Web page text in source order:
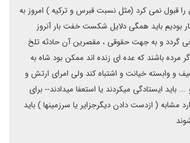
را قبول نمی کرد (مثل نسبت قبرس و ترکیه ) امروز به
بودیم باید همگی دلایل شکست خفت بار آنروز
گردد و به جهت حقوقی ، مقصرین آن حادثه تلخ
مرده باشند که عده ای زنده اند ممکن بود شاه به
و وابسته خیانت و اشتباه کند ولی امرای ارتش و
باید ایستادگی میکردند یا استعفا میدادند-- برای
مشابه ( ازدست دادن دیگرجزایر یا سرزمینها ) باید